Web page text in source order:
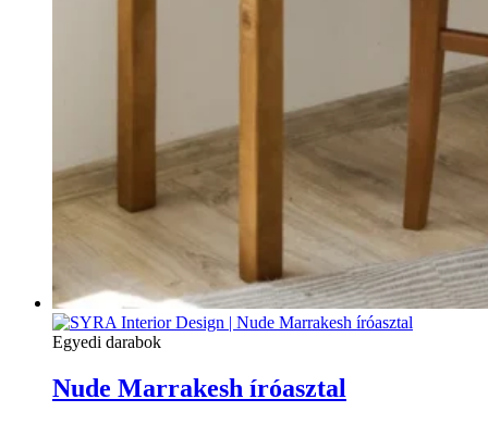
Egyedi darabok
Nude Marrakesh íróasztal